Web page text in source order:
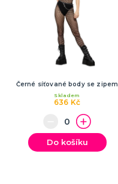
Černé síťované body se zipem
636 Kč
Skladem
Do košíku